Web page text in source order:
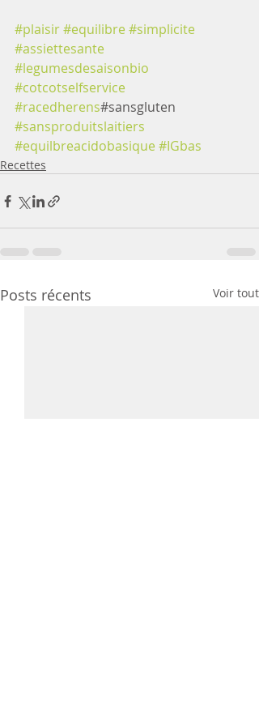
#plaisir#equilibre #simplicite
#assiettesante
#legumesdesaisonbio
#cotcotselfservice
#racedherens#sansgluten
#sansproduitslaitiers
#equilbreacidobasique #IGbas
Recettes
Posts récents Voir tout